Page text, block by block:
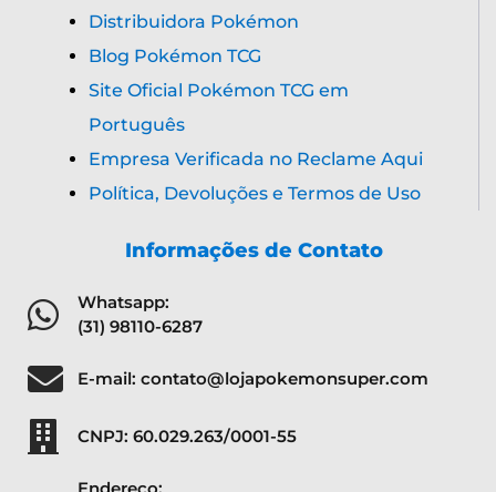
Distribuidora Pokémon
Blog Pokémon TCG
Site Oficial Pokémon TCG em
Português
Empresa Verificada no Reclame Aqui
Política, Devoluções e Termos de Uso
Informações de Contato
Whatsapp:
(31) 98110-6287
E-mail: contato@lojapokemonsuper.com
CNPJ: 60.029.263/0001-55